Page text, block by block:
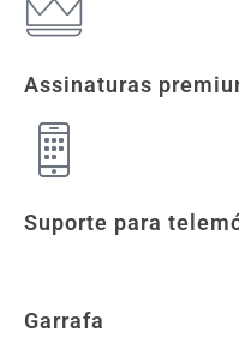
Assinaturas
Suporte para
Garrafa